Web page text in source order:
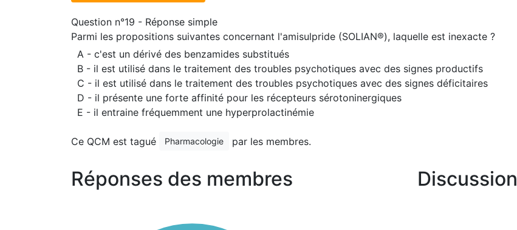
Question n°19 - Réponse simple
Parmi les propositions suivantes concernant l'amisulpride (SOLIAN®), laquelle est inexacte ?
A - c'est un dérivé des benzamides substitués
B - il est utilisé dans le traitement des troubles psychotiques avec des signes productifs
C - il est utilisé dans le traitement des troubles psychotiques avec des signes déficitaires
D - il présente une forte affinité pour les récepteurs sérotoninergiques
E - il entraine fréquemment une hyperprolactinémie
Ce QCM est tagué Pharmacologie par les membres.
Réponses des membres Discussion